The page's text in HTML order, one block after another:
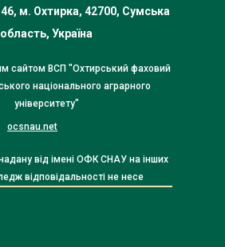
м. Охтирка, 42700, Сумська
область, Україна
сайтом ВСП "Охтирський фаховий
національного аграрного
університету"
ocsnau.net
від імені ОФК СНАУ на інших
відповідальності не несе